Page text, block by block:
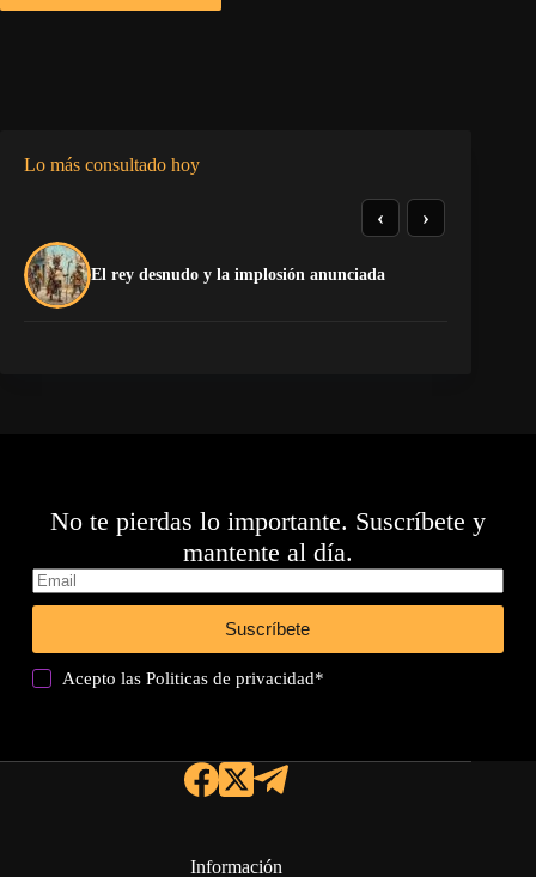
Lo más consultado hoy
El rey desnudo y la implosión anunciada
‹ ›
No te pierdas lo importante. Suscríbete y
mantente al día.
Suscríbete
Acepto lasPoliticas de privacidad*
Información